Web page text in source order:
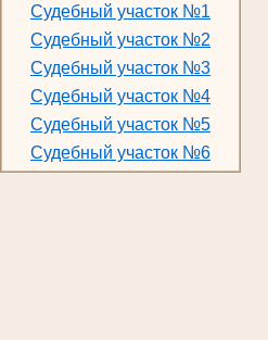
Судебный участок №1
Судебный участок №2
Судебный участок №3
Судебный участок №4
Судебный участок №5
Судебный участок №6